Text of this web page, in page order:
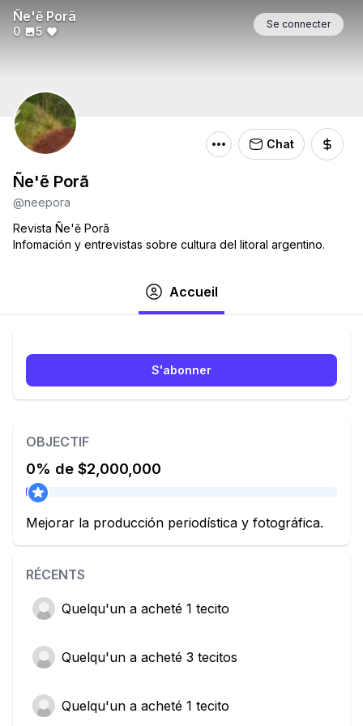
Se connecter
Ñe'ẽ Porã
0 5
Chat
Ñe'ẽ Porã
@neepora
Revista Ñe'ẽ Porã
Infomación y entrevistas sobre cultura del litoral argentino.
Accueil
S'abonner
OBJECTIF
0% de $2,000,000
Mejorar la producción periodística y fotográfica.
RÉCENTS
Quelqu'un a acheté 1 tecito
Quelqu'un a acheté 3 tecitos
Quelqu'un a acheté 1 tecito